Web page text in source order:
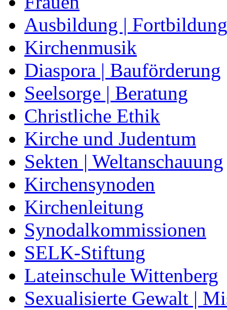
Ausbildung | Fortbildung
Kirchenmusik
Diaspora | Bauförderung
Seelsorge | Beratung
Christliche Ethik
Kirche und Judentum
Sekten | Weltanschauung
Kirchensynoden
Kirchenleitung
Synodalkommissionen
SELK-Stiftung
Lateinschule Wittenberg
Sexualisierte Gewalt |